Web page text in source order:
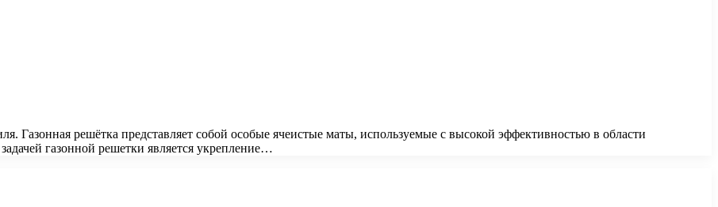
Газонная решётка представляет собой особые ячеистые маты, используемые с высокой эффективностью в области
газонной решетки является укрепление…